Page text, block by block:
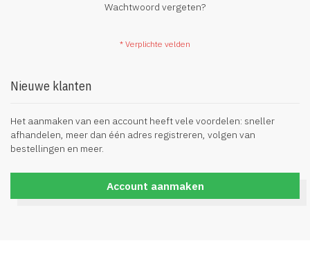
Wachtwoord vergeten?
Nieuwe klanten
Het aanmaken van een account heeft vele voordelen: sneller
afhandelen, meer dan één adres registreren, volgen van
bestellingen en meer.
Account aanmaken